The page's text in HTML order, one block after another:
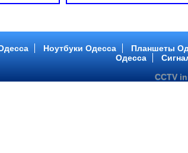
2 GB, DDR 3 (1600 MHz) HDD: TOSHIBA
Intel Core ™ i3 2 ядра 3.40GHz,ОЗУ:
Ноутбуки Одесса Планшеты
Одесса
CCTV